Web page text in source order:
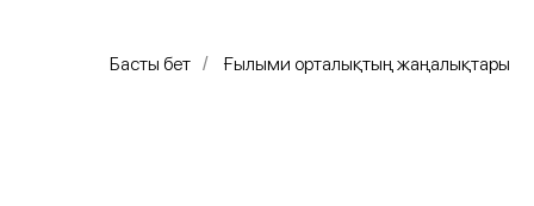
Басты бет / Ғылыми орталықтың жаңалықтары